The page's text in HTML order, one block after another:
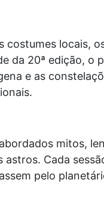
costumes locais,
da 20ª edição, o
e as
mitos,
Cada
pelo